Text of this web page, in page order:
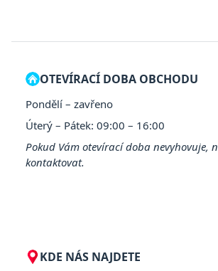
OTEVÍRACÍ DOBA OBCHODU
Pondělí – zavřeno
Úterý – Pátek: 09:00 – 16:00
Pokud Vám otevírací doba nevyhovuje,
kontaktovat.
KDE NÁS NAJDETE